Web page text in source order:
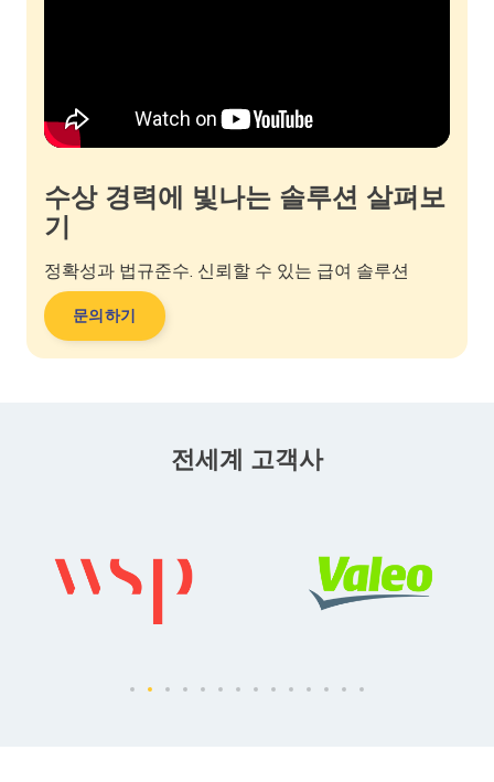
수상 경력에 빛나는 솔루션 살펴보
기
정확성과 법규준수. 신뢰할 수 있는 급여 솔루션
문의하기
전세계 고객사